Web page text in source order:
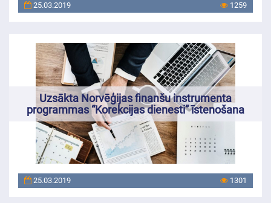
25.03.2019 1259
Uzsākta Norvēģijas finanšu instrumenta
programmas “Korekcijas dienesti” īstenošana
25.03.2019 1301